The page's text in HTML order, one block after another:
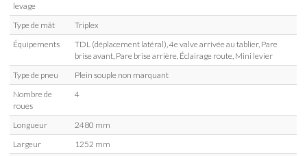
levage
Type de mât
Triplex
Équipements
TDL (déplacement latéral), 4e valve arrivée au tablier, Pare
brise avant, Pare brise arrière, Éclairage route, Mini levier
Type de pneu
Plein souple non marquant
Nombre de
roues
4
Longueur
2480 mm
Largeur
1252 mm